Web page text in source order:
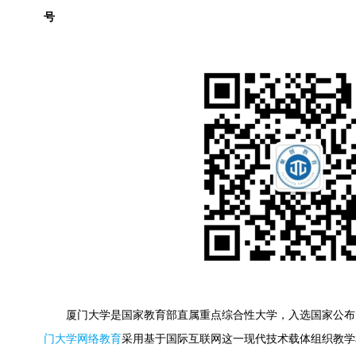
号
厦门大学是国家教育部直属重点综合性大学，入选国家公布
门大学网络教育采用基于国际互联网这一现代技术载体组织教